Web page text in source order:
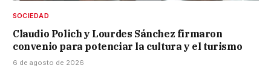
SOCIEDAD
Claudio Polich y Lourdes Sánchez firmaron
convenio para potenciar la cultura y el turismo
6 de agosto de 2026